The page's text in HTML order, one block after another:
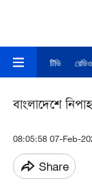
টিভি রেডিও
বাংলাদেশে
08:05:58 07-Feb-
Share